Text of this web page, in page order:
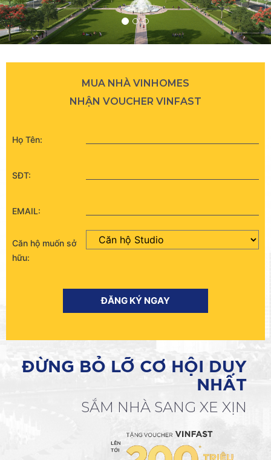
MUA NHÀ VINHOMES
NHẬN VOUCHER VINFAST
Họ Tên:
SĐT:
EMAIL:
Căn hộ muốn sở
hữu:
ĐĂNG KÝ NGAY
ĐỪNG BỎ LỠ CƠ HỘI DUY
NHẤT
SẮM NHÀ SANG XE XỊN